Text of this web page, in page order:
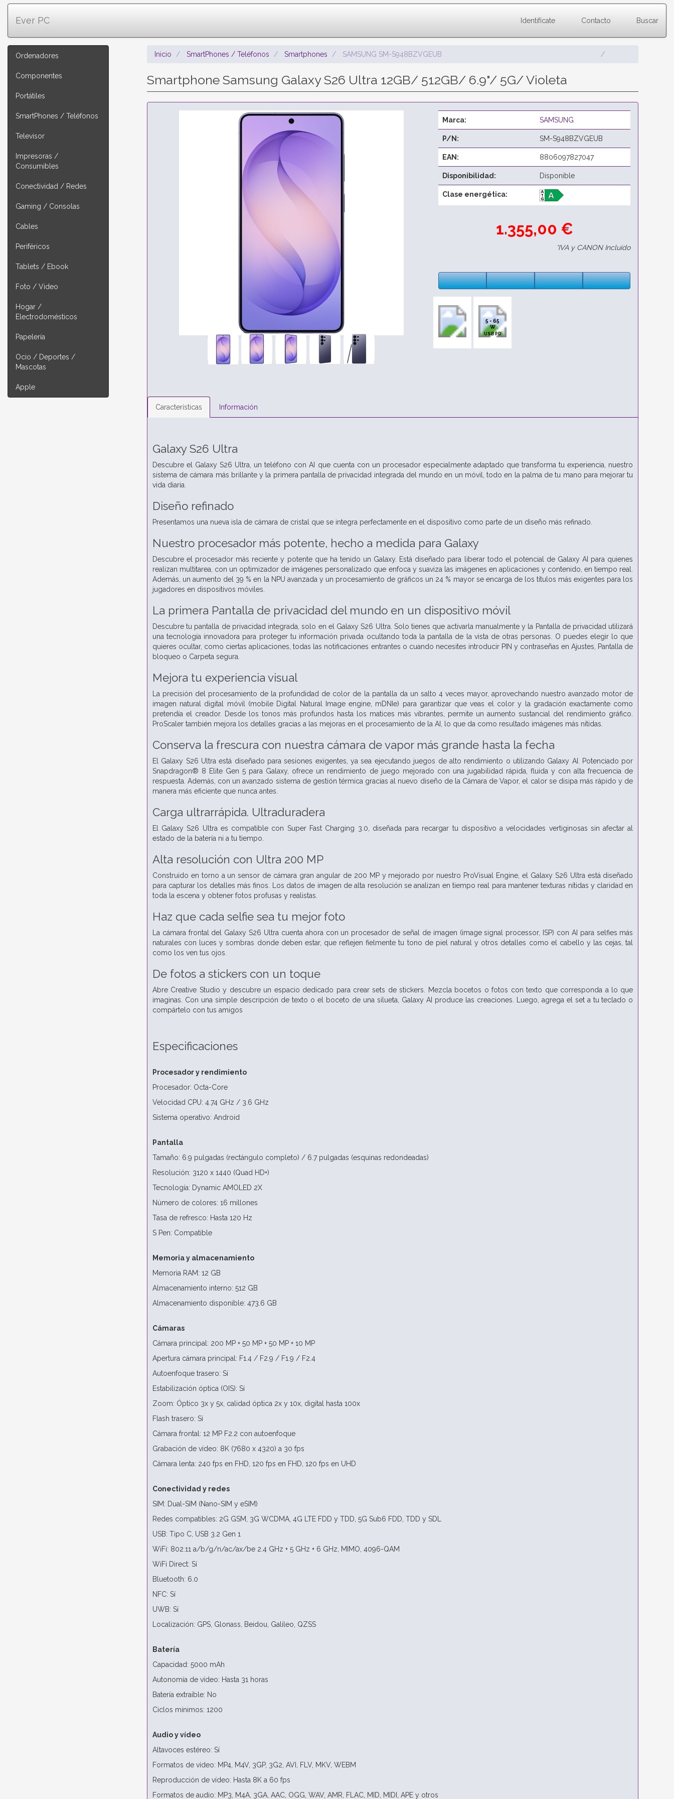
Ever PC Identifícate Contacto Buscar
Ordenadores
Componentes
Portátiles
SmartPhones / Teléfonos
Televisor
Impresoras /
Consumibles
Conectividad / Redes
Gaming / Consolas
Cables
Periféricos
Tablets / Ebook
Foto / Video
Hogar /
Electrodomésticos
Papelería
Ocio / Deportes /
Mascotas
Apple
Inicio SmartPhones / Teléfonos Smartphones SAMSUNG SM-S948BZVGEUB
Smartphone Samsung Galaxy S26 Ultra 12GB/ 512GB/ 6.9"/ 5G/ Violeta
Marca: SAMSUNG
P/N: SM-S948BZVGEUB
EAN: 8806097827047
Disponibilidad: Disponible
Clase energética:
1.355,00 €
*IVA y CANON Incluido
5 - 65
W
USB PD
Características Información
Galaxy S26 Ultra
Descubre el Galaxy S26 Ultra, un teléfono con AI que cuenta con un procesador especialmente adaptado que transforma tu experiencia, nuestro
sistema de cámara más brillante y la primera pantalla de privacidad integrada del mundo en un móvil, todo en la palma de tu mano para mejorar tu
vida diaria.
Diseño refinado
Presentamos una nueva isla de cámara de cristal que se integra perfectamente en el dispositivo como parte de un diseño más refinado.
Nuestro procesador más potente, hecho a medida para Galaxy
Descubre el procesador más reciente y potente que ha tenido un Galaxy. Está diseñado para liberar todo el potencial de Galaxy AI para quienes
realizan multitarea, con un optimizador de imágenes personalizado que enfoca y suaviza las imágenes en aplicaciones y contenido, en tiempo real.
Además, un aumento del 39 % en la NPU avanzada y un procesamiento de gráficos un 24 % mayor se encarga de los títulos más exigentes para los
jugadores en dispositivos móviles.
La primera Pantalla de privacidad del mundo en un dispositivo móvil
Descubre tu pantalla de privacidad integrada, solo en el Galaxy S26 Ultra. Solo tienes que activarla manualmente y la Pantalla de privacidad utilizará
una tecnología innovadora para proteger tu información privada ocultando toda la pantalla de la vista de otras personas. O puedes elegir lo que
quieres ocultar, como ciertas aplicaciones, todas las notificaciones entrantes o cuando necesites introducir PIN y contraseñas en Ajustes, Pantalla de
bloqueo o Carpeta segura.
Mejora tu experiencia visual
La precisión del procesamiento de la profundidad de color de la pantalla da un salto 4 veces mayor, aprovechando nuestro avanzado motor de
imagen natural digital móvil (mobile Digital Natural Image engine, mDNIe) para garantizar que veas el color y la gradación exactamente como
pretendía el creador. Desde los tonos más profundos hasta los matices más vibrantes, permite un aumento sustancial del rendimiento gráfico.
ProScaler también mejora los detalles gracias a las mejoras en el procesamiento de la AI, lo que da como resultado imágenes más nítidas.
Conserva la frescura con nuestra cámara de vapor más grande hasta la fecha
El Galaxy S26 Ultra está diseñado para sesiones exigentes, ya sea ejecutando juegos de alto rendimiento o utilizando Galaxy AI. Potenciado por
Snapdragon® 8 Elite Gen 5 para Galaxy, ofrece un rendimiento de juego mejorado con una jugabilidad rápida, fluida y con alta frecuencia de
respuesta. Además, con un avanzado sistema de gestión térmica gracias al nuevo diseño de la Cámara de Vapor, el calor se disipa más rápido y de
manera más eficiente que nunca antes.
Carga ultrarrápida. Ultraduradera
El Galaxy S26 Ultra es compatible con Super Fast Charging 3.0, diseñada para recargar tu dispositivo a velocidades vertiginosas sin afectar al
estado de la batería ni a tu tiempo.
Alta resolución con Ultra 200 MP
Construido en torno a un sensor de cámara gran angular de 200 MP y mejorado por nuestro ProVisual Engine, el Galaxy S26 Ultra está diseñado
para capturar los detalles más finos. Los datos de imagen de alta resolución se analizan en tiempo real para mantener texturas nítidas y claridad en
toda la escena y obtener fotos profusas y realistas.
Haz que cada selfie sea tu mejor foto
La cámara frontal del Galaxy S26 Ultra cuenta ahora con un procesador de señal de imagen (image signal processor, ISP) con AI para selfies más
naturales con luces y sombras donde deben estar, que reflejen fielmente tu tono de piel natural y otros detalles como el cabello y las cejas, tal
como los ven tus ojos.
De fotos a stickers con un toque
Abre Creative Studio y descubre un espacio dedicado para crear sets de stickers. Mezcla bocetos o fotos con texto que corresponda a lo que
imaginas. Con una simple descripción de texto o el boceto de una silueta, Galaxy AI produce las creaciones. Luego, agrega el set a tu teclado o
compártelo con tus amigos
Especificaciones
Procesador y rendimiento
Procesador: Octa-Core
Velocidad CPU: 4.74 GHz / 3.6 GHz
Sistema operativo: Android
Pantalla
Tamaño: 6.9 pulgadas (rectángulo completo) / 6.7 pulgadas (esquinas redondeadas)
Resolución: 3120 x 1440 (Quad HD+)
Tecnología: Dynamic AMOLED 2X
Número de colores: 16 millones
Tasa de refresco: Hasta 120 Hz
S Pen: Compatible
Memoria y almacenamiento
Memoria RAM: 12 GB
Almacenamiento interno: 512 GB
Almacenamiento disponible: 473.6 GB
Cámaras
Cámara principal: 200 MP + 50 MP + 50 MP + 10 MP
Apertura cámara principal: F1.4 / F2.9 / F1.9 / F2.4
Autoenfoque trasero: Sí
Estabilización óptica (OIS): Sí
Zoom: Óptico 3x y 5x, calidad óptica 2x y 10x, digital hasta 100x
Flash trasero: Sí
Cámara frontal: 12 MP F2.2 con autoenfoque
Grabación de vídeo: 8K (7680 x 4320) a 30 fps
Cámara lenta: 240 fps en FHD, 120 fps en FHD, 120 fps en UHD
Conectividad y redes
SIM: Dual-SIM (Nano-SIM y eSIM)
Redes compatibles: 2G GSM, 3G WCDMA, 4G LTE FDD y TDD, 5G Sub6 FDD, TDD y SDL
USB: Tipo C, USB 3.2 Gen 1
WiFi: 802.11 a/b/g/n/ac/ax/be 2.4 GHz + 5 GHz + 6 GHz, MIMO, 4096-QAM
WiFi Direct: Sí
Bluetooth: 6.0
NFC: Sí
UWB: Sí
Localización: GPS, Glonass, Beidou, Galileo, QZSS
Batería
Capacidad: 5000 mAh
Autonomía de vídeo: Hasta 31 horas
Batería extraíble: No
Ciclos mínimos: 1200
Audio y vídeo
Altavoces estéreo: Sí
Formatos de vídeo: MP4, M4V, 3GP, 3G2, AVI, FLV, MKV, WEBM
Reproducción de vídeo: Hasta 8K a 60 fps
Formatos de audio: MP3, M4A, 3GA, AAC, OGG, WAV, AMR, FLAC, MID, MIDI, APE y otros